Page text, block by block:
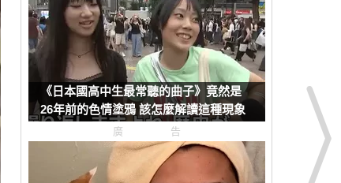
《日本國高中生最常聽的曲子》竟然是
26年前的色情塗鴉 該怎麼解讀這種現象
廣告